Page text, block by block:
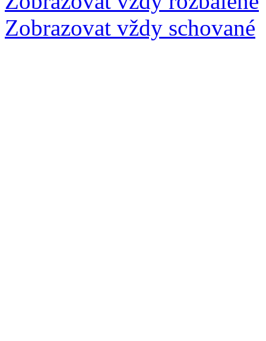
Zobrazovat vždy schované